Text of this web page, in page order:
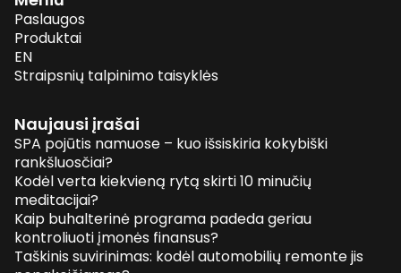
Paslaugos
Produktai
EN
Straipsnių talpinimo taisyklės
Naujausi įrašai
SPA pojūtis namuose – kuo išsiskiria kokybiški
rankšluosčiai?
Kodėl verta kiekvieną rytą skirti 10 minučių
meditacijai?
Kaip buhalterinė programa padeda geriau
kontroliuoti įmonės finansus?
Taškinis suvirinimas: kodėl automobilių remonte jis